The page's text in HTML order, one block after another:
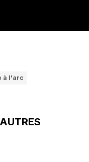
à l'arc